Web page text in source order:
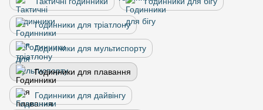
Годинники для тріатлону
Годинники для мультиспорту
Годинники для плавання
Годинники для дайвінгу